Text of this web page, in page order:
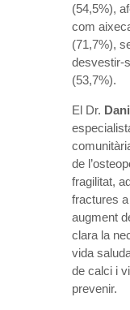
(54,5%),
com
(71,7%),
desvestir-
(53,7%).
El Dr.
de
fragilitat,
fractures a
augment
clara la
vida
de calci i
prevenir.